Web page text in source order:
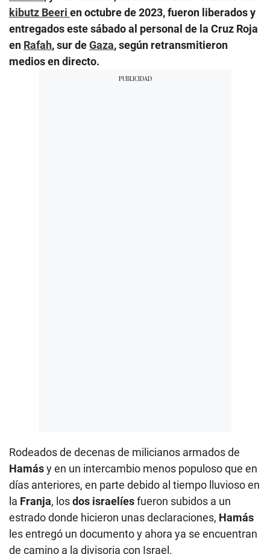
kibutz Beeri en octubre de 2023, fueron liberados y
entregados este sábado al personal de la Cruz Roja
en Rafah, sur deGaza, según retransmitieron
medios en directo.
Rodeados de decenas de milicianos armados de
Hamásy en un intercambio menos populoso que en
días anteriores, en parte debido al tiempo lluvioso en
la Franja, losdos israelíesfueron subidos a un
estrado donde hicieron unas declaraciones, Hamás
les entregó un documento y ahora ya se encuentran
de camino a la divisoria con Israel.